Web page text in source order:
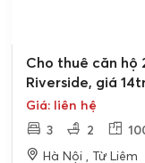
Cho thuê căn hộ
Riverside, giá
Giá: liên hệ
3
2
Hà Nội , Từ Liêm